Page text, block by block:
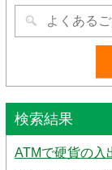
検索結果
ATMで硬貨の入